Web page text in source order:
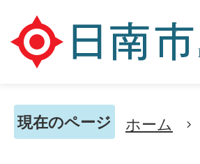
現在のページ ホーム